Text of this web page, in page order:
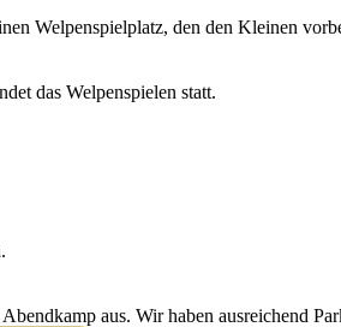
Welpenspielplatz, den den Kleinen
das Welpenspielen statt.
aus. Wir haben ausreichend